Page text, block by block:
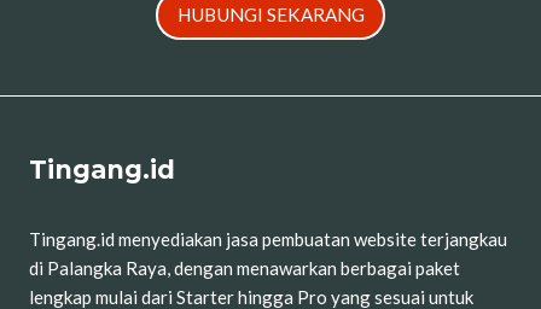
HUBUNGI SEKARANG
Tingang.id
Tingang.id menyediakan jasa pembuatan website terjangkau
di Palangka Raya, dengan menawarkan berbagai paket
lengkap mulai dari Starter hingga Pro yang sesuai untuk